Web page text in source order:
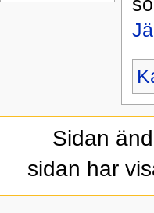
Sidan
sidan har